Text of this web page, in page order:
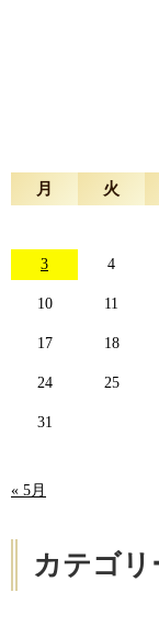
月 火
3 4
10 11
17 18
24 25
31
« 5月
カテゴリ